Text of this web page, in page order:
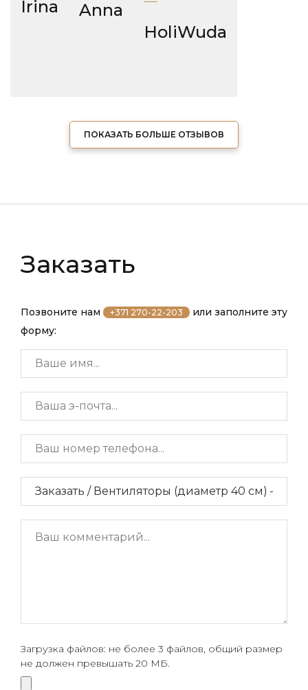
Irina Anna
HoliWuda
ПОКАЗАТЬ БОЛЬШЕ ОТЗЫВОВ
Заказать
Позвоните нам +371 270-22-203
или заполните эту
форму:
Загрузка файлов: не более 3 файлов, общий размер
не должен превышать 20 МБ.